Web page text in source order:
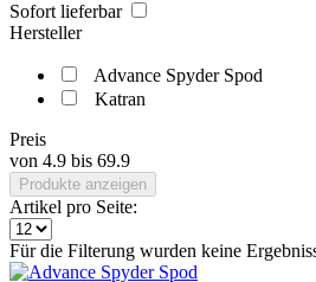
Sofort lieferbar
Hersteller
Advance Spyder Spod
Katran
Preis
von 4.9 bis 69.9
Produkte anzeigen
Artikel pro Seite:
Für die Filterung wurden keine